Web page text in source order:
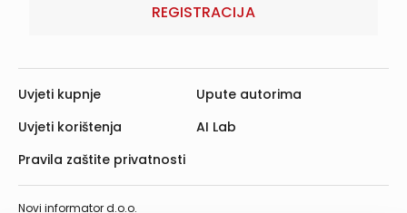
REGISTRACIJA
Novi informator d.o.o.
Uvjeti kupnje
Uvjeti korištenja
Pravila zaštite privatnosti
Upute autorima
AI Lab